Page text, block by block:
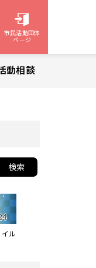
市民活動団体
ページ
動相談
検索
ル